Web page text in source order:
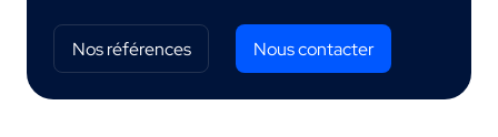
Nos références Nous contacter